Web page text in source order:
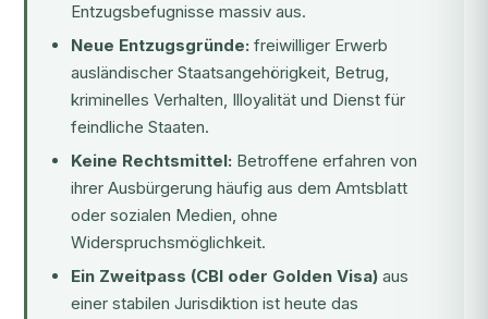
Entzugsbefugnisse massiv aus.
Neue Entzugsgründe: freiwilliger Erwerb
ausländischer Staatsangehörigkeit, Betrug,
kriminelles Verhalten, Illoyalität und Dienst für
feindliche Staaten.
Keine Rechtsmittel: Betroffene erfahren von
ihrer Ausbürgerung häufig aus dem Amtsblatt
oder sozialen Medien, ohne
Widerspruchsmöglichkeit.
Ein Zweitpass (CBI oder Golden Visa) aus
einer stabilen Jurisdiktion ist heute das